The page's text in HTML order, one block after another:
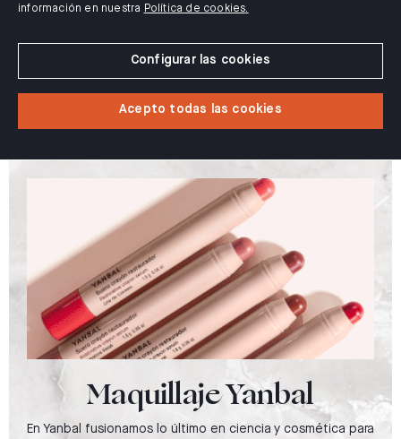
información en nuestra Política de cookies.
Configurar las cookies
Acepto todas las cookies
Maquillaje Yanbal
En Yanbal fusionamos lo último en ciencia y cosmética para